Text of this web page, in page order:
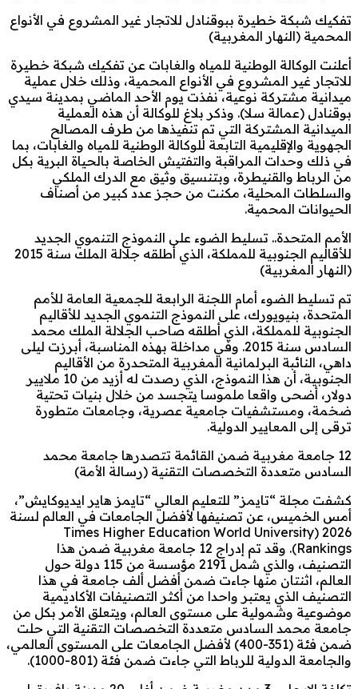
تفكيك شبكة خطيرة ببوقنادل للاتجار غير المشروع في الأنواع
المحمية (النهار المغربية)
أعلنت الوكالة الوطنية للمياه والغابات عن تفكيك شبكة خطيرة
للاتجار غير المشروع في الأنواع المحمية، وذلك خلال عملية
ميدانية مشتركة نوعية، نفذت يوم الأحد الماضي بمدينة سيدي
بوقنادل (عمالة سلا). وذكر بلاغ للوكالة أن هذه العملية
الميدانية المشتركة التي تم تنفيذها من طرف المصالح
الجهوية والإقليمية التابعة للوكالة الوطنية للمياه والغابات، بما
في ذلك وحدات المراقبة والتفتيش الخاصة بالحياة البرية بكل
من الرباط والقنيطرة، وبتنسيق وثيق مع الدرك الملكي
والسلطات المحلية، مكنت من حجز عدد كبير من أصناف
الحيوانات المحمية.
الأمم المتحدة.. تسليط الضوء على النموذج التنموي الجديد
للأقاليم الجنوبية للمملكة، الذي أطلقه جلالة الملك سنة 2015
(النهار المغربية)
تم تسليط الضوء أمام اللجنة الرابعة للجمعية العامة للأمم
المتحدة، بنيويورك، على النموذج التنموي الجديد للأقاليم
الجنوبية للمملكة، الذي أطلقه صاحب الجلالة الملك محمد
السادس سنة 2015. وفي مداخلة بهذه المناسبة، أبرزت ليلى
داهي، النائبة البرلمانية المغربية المتحدرة من الأقاليم
الجنوبية، أن هذا النموذج، الذي رصدت له أزيد من 10 ملايير
دولار، أضحى واقعا ملموسا يتجسد من خلال بنيات تحتية
ضخمة، ومستشفيات جامعية عصرية، وجامعات متطورة
ترقى إلى المعايير الدولية.
12 جامعة مغربية ضمن القائمة تتصدرها جامعة محمد
السادس متعددة التخصصات التقنية (رسالة الأمة)
كشفت مجلة “تايمز” للتعليم العالي “تايمز هاير ايديوكايش”،
أمس الخميس، عن تصنيفها لأفضل الجامعات في العالم لسنة
2026 (Times Higher Education World University
Rankings). وقد تم إدراج 12 جامعة مغربية ضمن هذا
التصنيف، والذي شمل 2191 مؤسسة من 115 دولة حول
العالم، اثنتان منها جاءت ضمن أفضل ألف جامعة في هذا
التصنيف الذي يعتبر واحدا من أكثر التصنيفات الأكاديمية
موضوعية وشمولية على مستوى العالم، ويتعلق الأمر بكل من
جامعة محمد السادس متعددة التخصصات التقنية التي حلت
ضمن فئة (351-400) لأفضل الجامعات على المستوى العالمي،
والجامعة الدولية للرباط التي جاءت ضمن فئة (801-1000).